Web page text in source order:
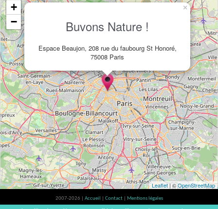
Buvons Nature !
Espace Beaujon, 208 rue du faubourg St Honoré,
75008 Paris
×
+
−
Leaflet| ©OpenStreetMap
2007-2026 | Accueil Contact
Mentions légales